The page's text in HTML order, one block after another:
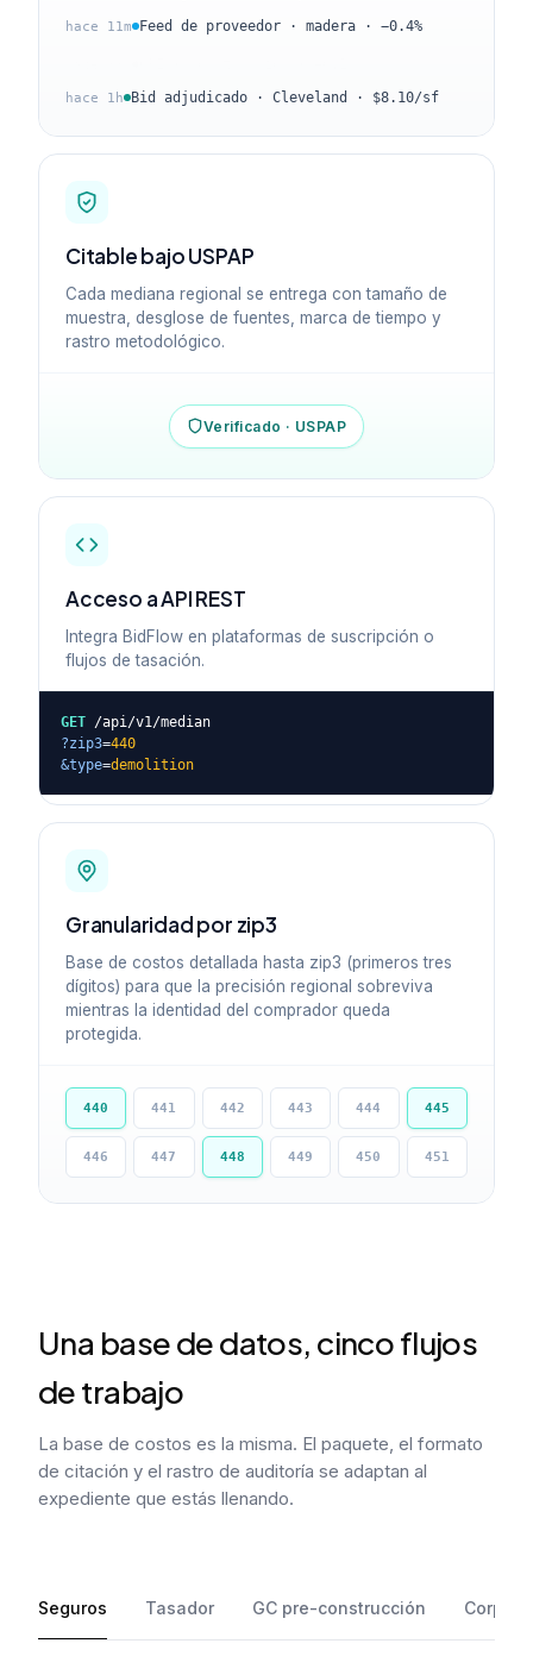
hace 11m Feed de proveedor · madera · −0.4%
hace 1h Bid adjudicado · Cleveland · $8.10/sf
Citable bajo USPAP
Cada mediana regional se entrega con tamaño de
muestra, desglose de fuentes, marca de tiempo y
rastro metodológico.
Verificado · USPAP
Acceso a API REST
Integra BidFlow en plataformas de suscripción o
flujos de tasación.
GET /api/v1/median
?zip3=440
&type=demolition
Granularidad por zip3
Base de costos detallada hasta zip3 (primeros tres
dígitos) para que la precisión regional sobreviva
mientras la identidad del comprador queda
protegida.
440 441 442 443 444 445
446 447 448 449 450 451
Una base de datos, cinco flujos
de trabajo
La base de costos es la misma. El paquete, el formato
de citación y el rastro de auditoría se adaptan al
expediente que estás llenando.
Seguros Tasador GC pre-construcción